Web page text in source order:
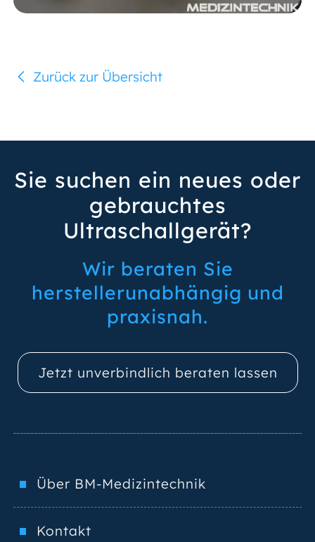
Zurück zur Übersicht
Sie suchen ein neues oder
gebrauchtes
Ultraschallgerät?
Wir beraten Sie
herstellerunabhängig und
praxisnah.
Jetzt unverbindlich beraten lassen
Über BM-Medizintechnik
Kontakt